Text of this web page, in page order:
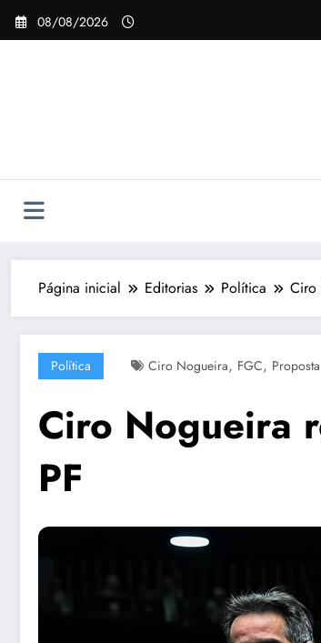
Pular
para
08/08/2026
Página inicial Editorias Política Ciro
Política Ciro Nogueira, FGC, Proposta
Ciro Nogueira
PF